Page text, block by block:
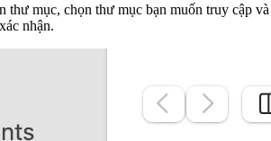
thư mục, chọn thư mục bạn muốn truy cập và
nhận.